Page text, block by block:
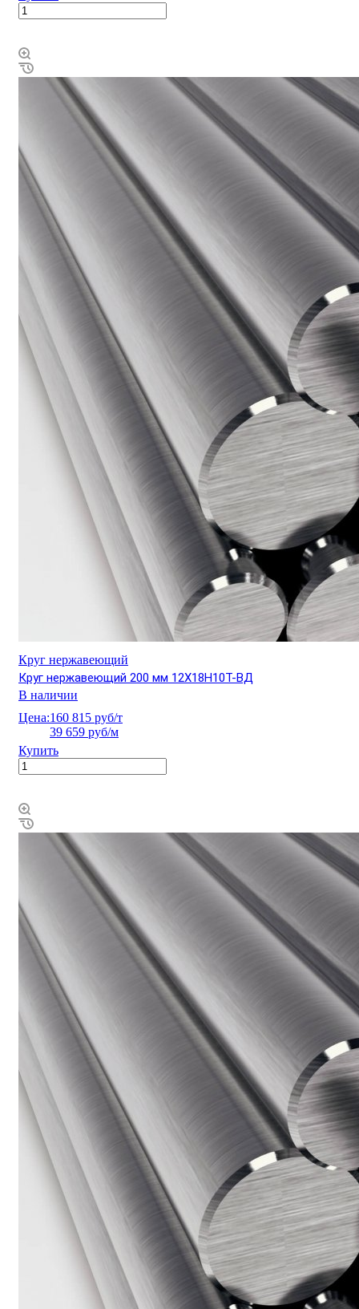
Круг нержавеющий
Круг нержавеющий 200 мм 12Х18Н10Т-ВД
В наличии
Цена:160 815 руб/т
39 659 руб/м
Купить